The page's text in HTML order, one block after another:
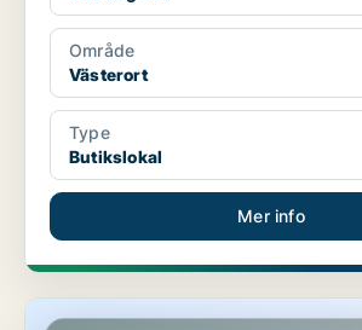
Område
Västerort
Type
Butikslokal
Mer info
Butikslokal i Västerort